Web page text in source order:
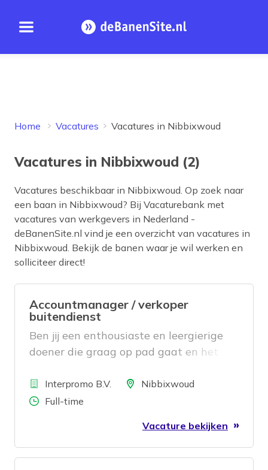
Open menu Homepage
Home Vacatures Vacatures in Nibbixwoud
Vacatures in Nibbixwoud (2)
Vacatures beschikbaar in Nibbixwoud. Op zoek naar
een baan in Nibbixwoud? Bij Vacaturebank met
vacatures van werkgevers in Nederland -
deBanenSite.nl vind je een overzicht van vacatures in
Nibbixwoud. Bekijk de banen waar je wil werken en
solliciteer direct!
Accountmanager / verkoper
buitendienst
Ben jij een enthousiaste en leergierige
doener die graag op pad gaat en het
Hou je van afwisseling, ben je accuraat
en altijd in voor een gezellige werksfeer?
BedrijfInterpromo B.V. LocatieNibbixwoud
Aantal uren
Full-time
Vacature bekijken